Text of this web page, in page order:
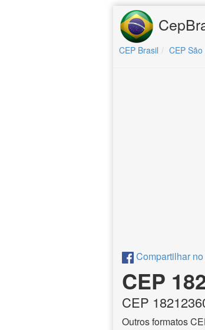
CEP Brasil CEP São
Compartilhar
CEP
CEP
Outros formatos